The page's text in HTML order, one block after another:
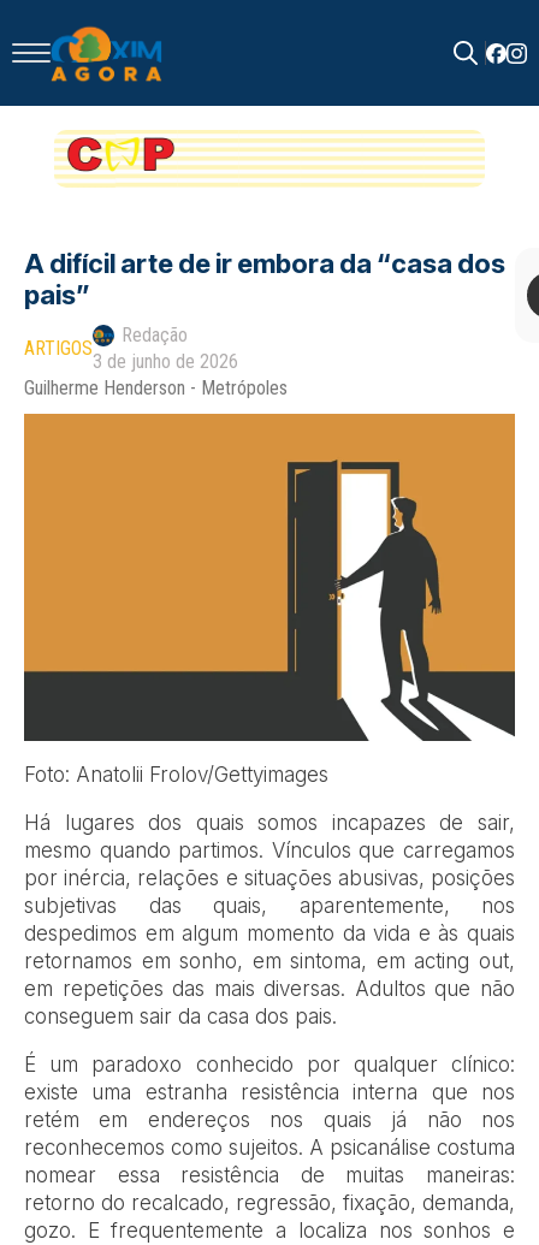
for:
A difícil arte de ir embora da “casa dos
pais”
ARTIGOS
Redação
3 de junho de 2026
Guilherme Henderson - Metrópoles
Foto: Anatolii Frolov/Gettyimages
Há lugares dos quais somos incapazes de sair,
mesmo quando partimos. Vínculos que carregamos
por inércia, relações e situações abusivas, posições
subjetivas das quais, aparentemente, nos
despedimos em algum momento da vida e às quais
retornamos em sonho, em sintoma, em acting out,
em repetições das mais diversas. Adultos que não
conseguem sair da casa dos pais.
É um paradoxo conhecido por qualquer clínico:
existe uma estranha resistência interna que nos
retém em endereços nos quais já não nos
reconhecemos como sujeitos. A psicanálise costuma
nomear essa resistência de muitas maneiras:
retorno do recalcado, regressão, fixação, demanda,
gozo. E frequentemente a localiza nos sonhos e